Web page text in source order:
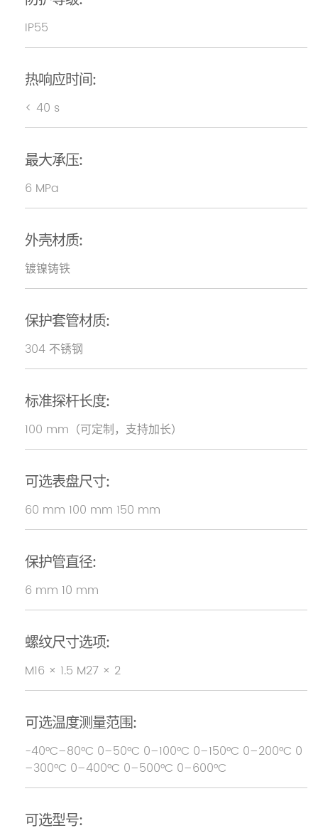
IP55
热响应时间:
< 40 s
最大承压:
6 MPa
外壳材质:
镀镍铸铁
保护套管材质:
304 不锈钢
标准探杆长度:
100 mm（可定制，支持加长）
可选表盘尺寸:
60 mm 100 mm 150 mm
保护管直径:
6 mm 10 mm
螺纹尺寸选项:
M16 × 1.5 M27 × 2
可选温度测量范围:
-40°C–80°C 0–50°C 0–100°C 0–150°C 0–200°C 0
–300°C 0–400°C 0–500°C 0–600°C
可选型号: